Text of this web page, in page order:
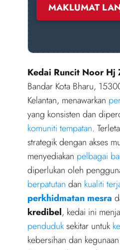
MAKLUMAT
Kedai Runcit Noor Hj
Bandar Kota Bharu,
Kelantan, menawarkan
yang konsisten dan
komuniti tempatan.
strategik dengan akses
menyediakan pelbagai
diperlukan oleh
berpatutan dan kualiti
perkhidmatan mesra
kredibel, kedai ini
penduduksekitar untuk
kebersihan dan